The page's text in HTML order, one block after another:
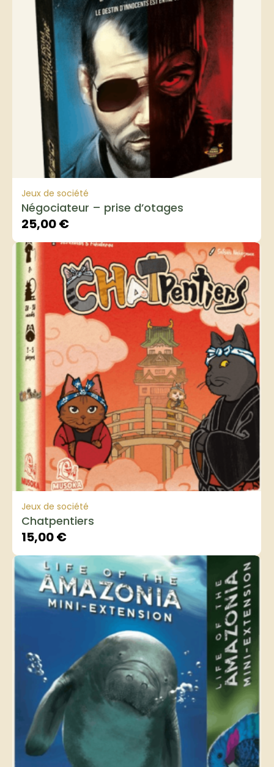
Jeux de société
Négociateur – prise d’otages
25,00€
Jeux de société
Chatpentiers
15,00€